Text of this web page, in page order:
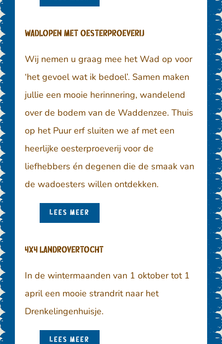
Wadlopen met oesterproeverij
Wij nemen u graag mee het Wad op voor
‘het gevoel wat ik bedoel’. Samen maken
jullie een mooie herinnering, wandelend
over de bodem van de Waddenzee. Thuis
op het Puur erf sluiten we af met een
heerlijke oesterproeverij voor de
liefhebbers én degenen die de smaak van
de wadoesters willen ontdekken.
LEES MEER
4x4 Landrovertocht
In de wintermaanden van 1 oktober tot 1
april een mooie strandrit naar het
Drenkelingenhuisje.
LEES MEER